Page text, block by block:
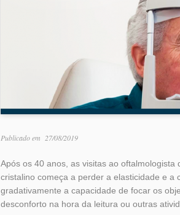
Publicado em 27/08/2019
Após os 40 anos, as visitas ao
cristalino começa a perder a elasticidade e a
gradativamente a capacidade de focar os
desconforto na hora da leitura ou outras